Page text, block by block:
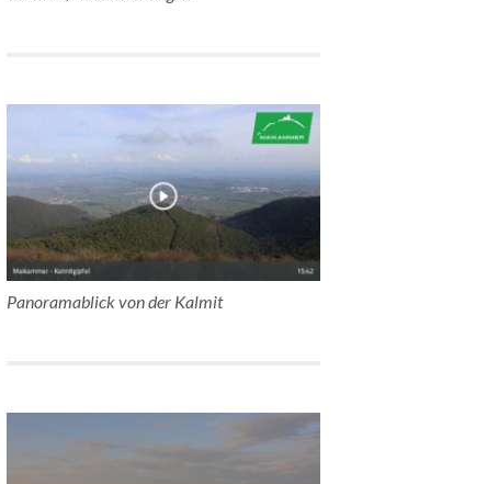
Panoramablick von der Kalmit